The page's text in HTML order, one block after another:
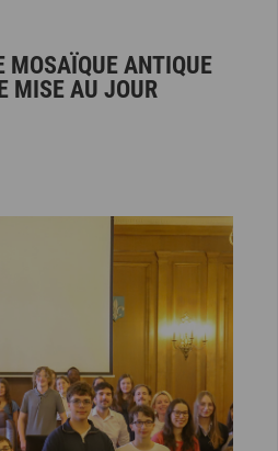
MOSAÏQUE ANTIQUE
MISE AU JOUR